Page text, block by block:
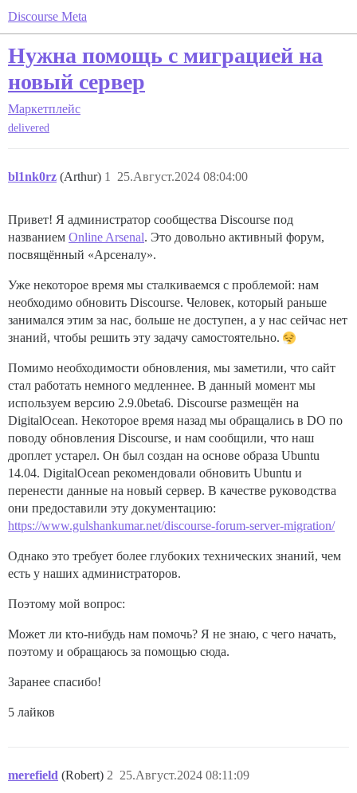
Discourse Meta
Нужна помощь с миграцией на
новый сервер
Маркетплейс
delivered
bl1nk0rz (Arthur) 25.Август.2024 08:04:00
1
Привет! Я администратор сообщества Discourse под
названием Online Arsenal. Это довольно активный форум,
посвящённый «Арсеналу».
Уже некоторое время мы сталкиваемся с проблемой: нам
необходимо обновить Discourse. Человек, который раньше
занимался этим за нас, больше не доступен, а у нас сейчас нет
знаний, чтобы решить эту задачу самостоятельно.
Помимо необходимости обновления, мы заметили, что сайт
стал работать немного медленнее. В данный момент мы
используем версию 2.9.0beta6. Discourse размещён на
DigitalOcean. Некоторое время назад мы обращались в DO по
поводу обновления Discourse, и нам сообщили, что наш
дроплет устарел. Он был создан на основе образа Ubuntu
14.04. DigitalOcean рекомендовали обновить Ubuntu и
перенести данные на новый сервер. В качестве руководства
они предоставили эту документацию:
https://www.gulshankumar.net/discourse-forum-server-migration/
Однако это требует более глубоких технических знаний, чем
есть у наших администраторов.
Поэтому мой вопрос:
Может ли кто-нибудь нам помочь? Я не знаю, с чего начать,
поэтому и обращаюсь за помощью сюда.
Заранее спасибо!
5 лайков
merefield (Robert) 25.Август.2024 08:11:09
2